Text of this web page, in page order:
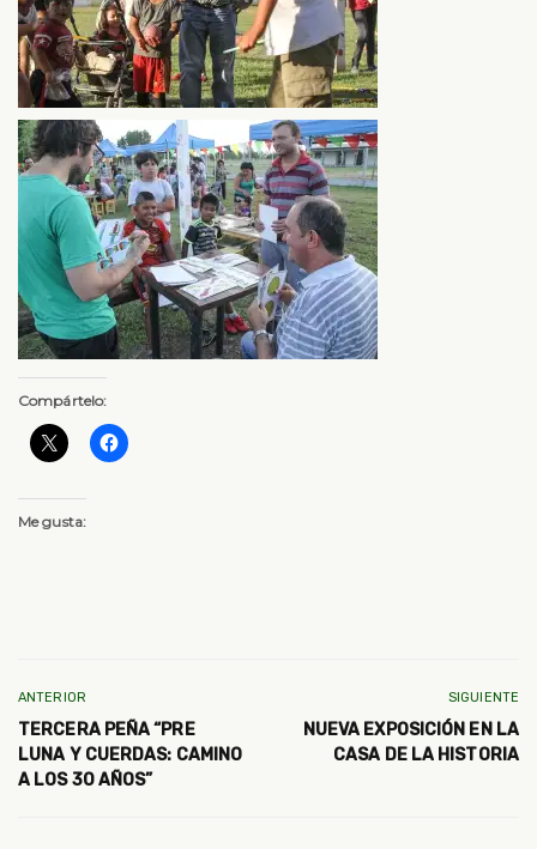
Compártelo:
Me gusta:
ANTERIOR
TERCERA PEÑA “PRE
LUNA Y CUERDAS: CAMINO
A LOS 30 AÑOS”
SIGUIENTE
NUEVA EXPOSICIÓN EN LA
CASA DE LA HISTORIA